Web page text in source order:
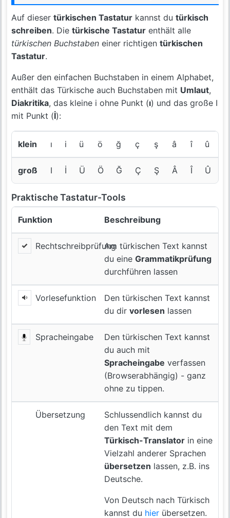
Auf dieser türkischen Tastatur kannst du türkisch
schreiben. Die türkische Tastatur enthält alle
türkischen Buchstaben einer richtigen türkischen
Tastatur.
Außer den einfachen Buchstaben in einem Alphabet,
enthält das Türkische auch Buchstaben mit Umlaut,
Diakritika, das kleine i ohne Punkt (ı) und das große I
mit Punkt (İ):
klein ı i ü ö ğ ç ş â î û
groß I İ Ü Ö Ğ Ç Ş Â Î Û
Praktische Tastatur-Tools
Funktion Beschreibung
RechtschreibprüfungAm türkischen Text kannst
du eineGrammatikprüfung
durchführen lassen
Vorlesefunktion
Den türkischen Text kannst
du dirvorlesen lassen
Spracheingabe
Den türkischen Text kannst
du auch mit
Spracheingabe verfassen
(Browserabhängig) - ganz
ohne zu tippen.
Übersetzung
Schlussendlich kannst du
den Text mit dem
Türkisch-Translator in eine
Vielzahl anderer Sprachen
übersetzen lassen, z.B. ins
Deutsche.
Von Deutsch nach Türkisch
kannst du hier übersetzen.